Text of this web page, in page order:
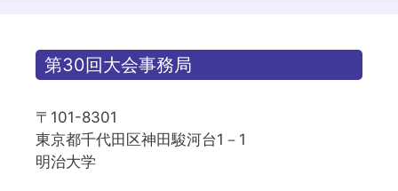
第30回大会事務局
〒101-8301
東京都千代田区神田駿河台1－1
明治大学